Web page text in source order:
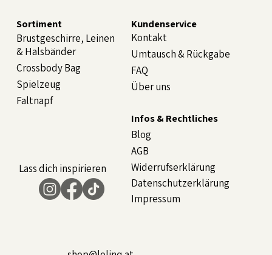
Sortiment
Brustgeschirre, Leinen
& Halsbänder
Crossbody Bag
Spielzeug
Faltnapf
Kundenservice
Kontakt
Über uns
Umtausch & Rückgabe
FAQ
Infos & Rechtliches
Blog
AGB
Widerrufserklärung
Datenschutzerklärung
Impressum
Lass dich inspirieren